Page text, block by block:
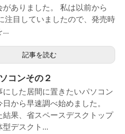
がありました。 私は以前から
注目していましたので、発売時
...
記事を読む
コンその２
にした居間に置きたいパソコン
日から早速調べ始めました。
結果、省スペースデスクトップ
型デスクト...